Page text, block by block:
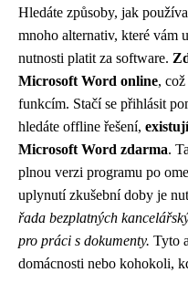
Hledáte způsoby, jak
mnoho alternativ, které vám
nutnosti platit za software.
Microsoft Word online,
funkcím. Stačí se přihlásit
hledáte offline řešení,
Microsoft Word zdarma.
plnou verzi programu po
uplynutí zkušební doby je
řada bezplatných
pro práci s dokumenty. Tyto
domácnosti nebo kohokoli,